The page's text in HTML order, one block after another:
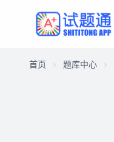
首页 题库中心